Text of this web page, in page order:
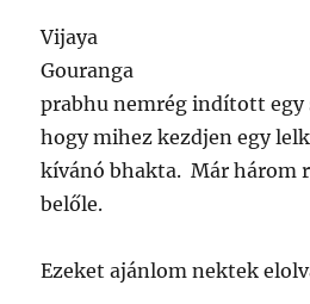
Vijaya
Gouranga
prabhu nemrég indított
hogy mihez kezdjen egy
kívánó bhakta. Már három
belőle.
Ezeket ajánlom nektek